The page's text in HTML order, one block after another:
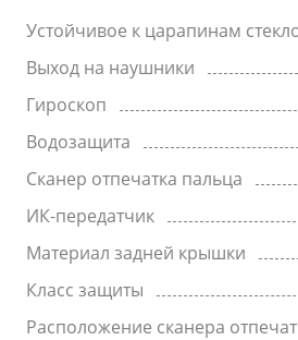
Устойчивое к царапинам
Выход на наушники
Гироскоп
Водозащита
Сканер отпечатка пальца
ИК-передатчик
Материал задней крышки
Класс защиты
Расположение сканера